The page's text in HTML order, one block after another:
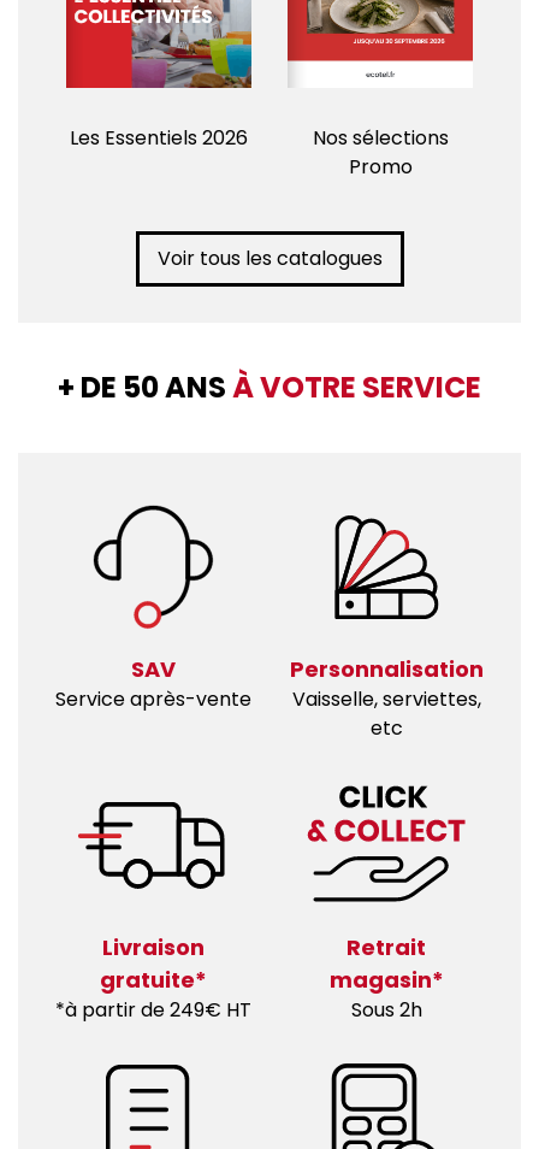
Les Essentiels 2026
Nos sélections
Promo
Voir tous les catalogues
+ DE 50 ANSÀ VOTRE SERVICE
SAV
Service après-vente
Personnalisation
Vaisselle, serviettes,
etc
Livraison
gratuite*
*à partir de 249€ HT
Retrait
magasin*
Sous 2h